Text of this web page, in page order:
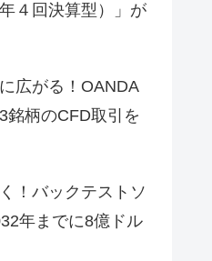
４回決算型）」が
広がる！OANDA
銘柄のCFD取引を
！バックテストソ
年までに8億ドル